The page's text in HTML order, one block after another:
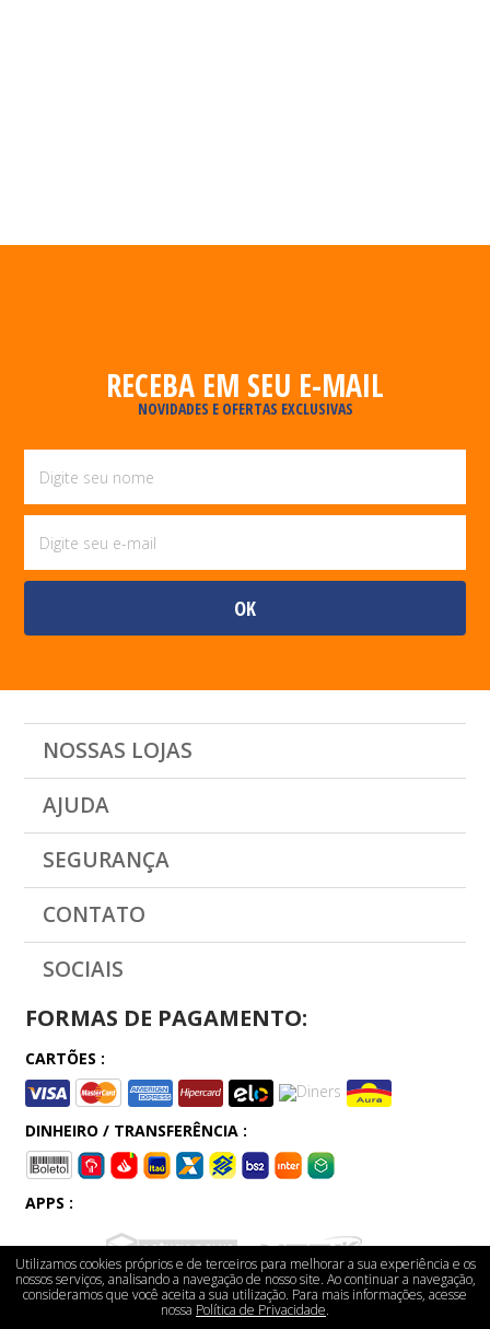
RECEBA EM SEU E-MAIL
NOVIDADES E OFERTAS EXCLUSIVAS
NOSSAS LOJAS
AJUDA
SEGURANÇA
CONTATO
SOCIAIS
FORMAS DE PAGAMENTO:
CARTÕES :
DINHEIRO / TRANSFERÊNCIA :
APPS :
Utilizamos cookies próprios e de terceiros para melhorar a sua experiência e os
nossos serviços, analisando a navegação de nosso site. Ao continuar a navegação,
consideramos que você aceita a sua utilização. Para mais informações, acesse
nossa Política de Privacidade.